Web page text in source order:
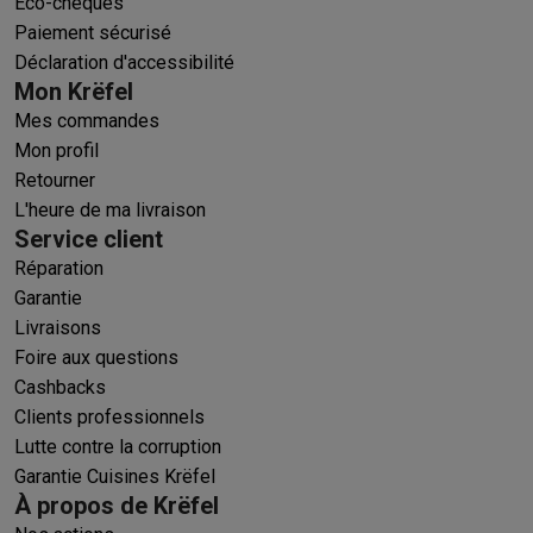
Paiement sécurisé
Déclaration d'accessibilité
Mon Krëfel
Mes commandes
Mon profil
Retourner
L'heure de ma livraison
Service client
Réparation
Garantie
Livraisons
Foire aux questions
Cashbacks
Clients professionnels
Lutte contre la corruption
Garantie Cuisines Krëfel
À propos de Krëfel